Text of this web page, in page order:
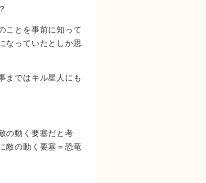
ことを事前に知って
なっていたとしか思
まではキル星人にも
の動く要塞だと考
敵の動く要塞＝恐竜